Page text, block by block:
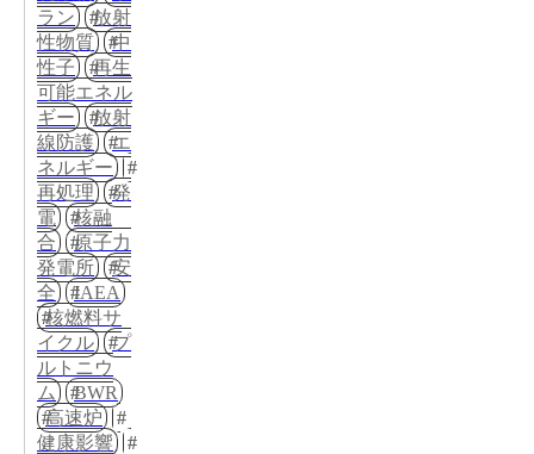
ラン
放射
性物質
中
性子
再生
可能エネル
ギー
放射
線防護
エ
ネルギー
再処理
発
電
核融
合
原子力
発電所
安
全
IAEA
核燃料サ
イクル
プ
ルトニウ
ム
BWR
高速炉
健康影響